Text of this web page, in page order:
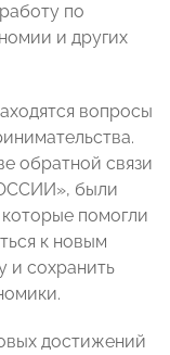
по
и других
вопросы
обратной связи
были
помогли
к новым
и сохранить
достижений